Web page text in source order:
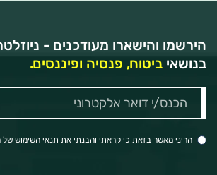
הירשמו והישארו מעודכנים -
בנושאי ביטוח, פנסיה ופיננסים.
דואר
אלקטרוני:
הריני מאשר בזאת כי קראתי והבנתי את תנאי השימוש